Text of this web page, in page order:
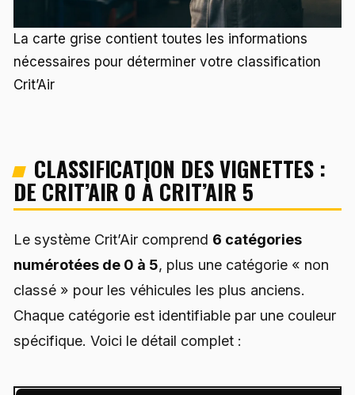
La carte grise contient toutes les informations
nécessaires pour déterminer votre classification
Crit’Air
CLASSIFICATION DES VIGNETTES :
DE CRIT’AIR 0 À CRIT’AIR 5
Le système Crit’Air comprend 6 catégories
numérotées de 0 à 5, plus une catégorie « non
classé » pour les véhicules les plus anciens.
Chaque catégorie est identifiable par une couleur
spécifique. Voici le détail complet :